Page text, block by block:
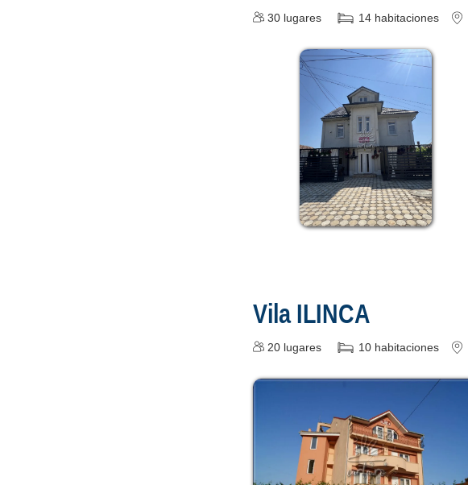
30 lugares 14 habitaciones
Vila ILINCA
20 lugares 10 habitaciones